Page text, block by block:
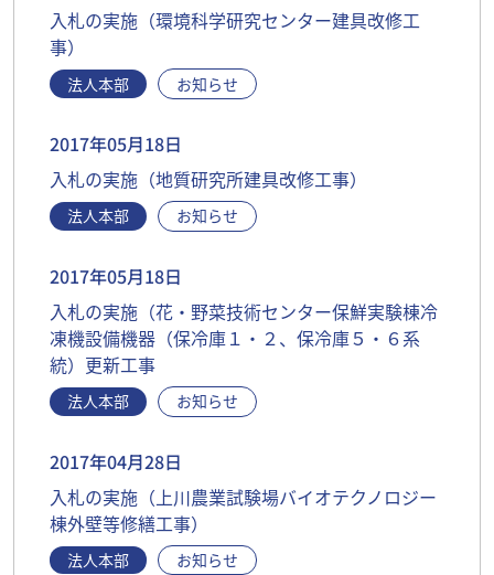
入札の実施（環境科学研究センター建具改修工
事）
法人本部 お知らせ
2017年05月18日
入札の実施（地質研究所建具改修工事）
法人本部 お知らせ
2017年05月18日
入札の実施（花・野菜技術センター保鮮実験棟冷
凍機設備機器（保冷庫１・２、保冷庫５・６系
統）更新工事
法人本部 お知らせ
2017年04月28日
入札の実施（上川農業試験場バイオテクノロジー
棟外壁等修繕工事）
法人本部 お知らせ